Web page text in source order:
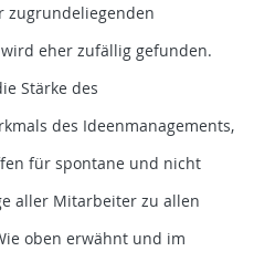
zugrundeliegenden
eher zufällig gefunden.
Stärke des
des Ideenmanagements,
für spontane und nicht
aller Mitarbeiter zu allen
oben erwähnt und im